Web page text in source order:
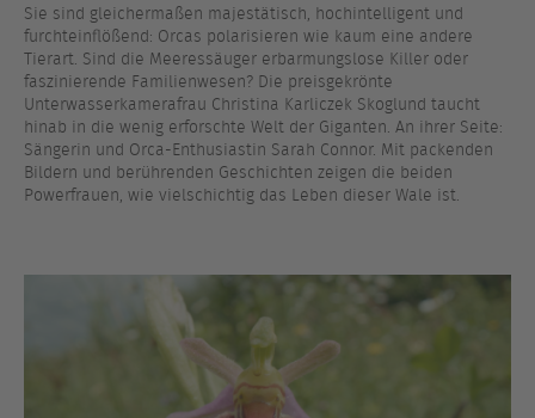
Sie sind gleichermaßen majestätisch, hochintelligent und
furchteinflößend: Orcas polarisieren wie kaum eine andere
Tierart. Sind die Meeressäuger erbarmungslose Killer oder
faszinierende Familienwesen? Die preisgekrönte
Unterwasserkamerafrau Christina Karliczek Skoglund taucht
hinab in die wenig erforschte Welt der Giganten. An ihrer Seite:
Sängerin und Orca-Enthusiastin Sarah Connor. Mit packenden
Bildern und berührenden Geschichten zeigen die beiden
Powerfrauen, wie vielschichtig das Leben dieser Wale ist.